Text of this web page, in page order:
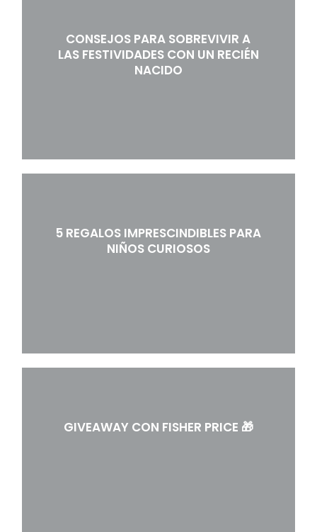
CONSEJOS PARA SOBREVIVIR A
LAS FESTIVIDADES CON UN RECIÉN
NACIDO
5 REGALOS IMPRESCINDIBLES PARA
NIÑOS CURIOSOS
GIVEAWAY CON FISHER PRICE 🎁